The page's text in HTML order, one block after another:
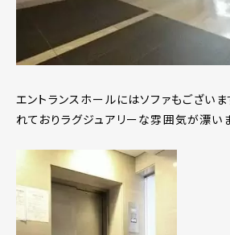
エントランスホールにはソファもござい
れておりラグジュアリーな雰囲気が漂いま